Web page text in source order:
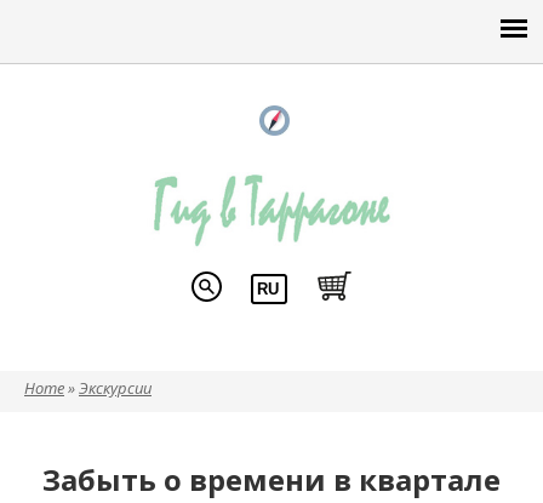
Home»Экскурсии
Забыть о времени в квартале